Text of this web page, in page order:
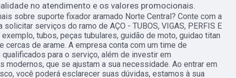
no atendimento e os valores promocionais.
sobre suporte fixador aramado Norte Central? Conte com a
solicitar serviços do ramo de AÇO - TUBOS, VIGAS, PERFIS E
exemplo, tubos, peças tubulares, guidão de moto, guidao titan
cercas de arame. A empresa conta com um time de
para o serviço, além de investir em
modernos, que se ajustam a sua necessidade. Ao entrar em
você poderá esclarecer suas dúvidas, estamos à sua